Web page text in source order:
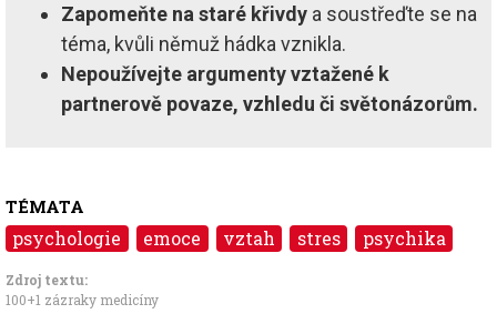
Zapomeňte na staré křivdy a soustřeďte se na
téma, kvůli němuž hádka vznikla.
Nepoužívejte argumenty vztažené k
partnerově povaze, vzhledu či světonázorům.
TÉMATA
psychologie emoce vztah stres psychika
Zdroj textu:
100+1 zázraky medicíny